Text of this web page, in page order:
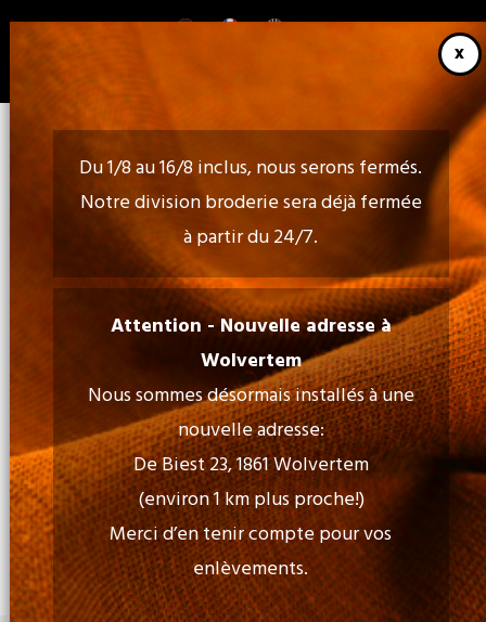
contenu
principal
Appelez-nous:
02 460 85 35 - 052 30 54 18
Email:
info@tiptopprint.be
Ouverture:
Lun - Ven: de 09h00 à 17h00
Du 1/8 au 16/8 inclus, nous serons fermés.
Notre division broderie sera déjà fermée
à partir du 24/7.
Attention - Nouvelle adresse à
Wolvertem
Nous sommes désormais installés à une
nouvelle adresse:
De Biest 23, 1861 Wolvertem
(environ 1 km plus proche!)
Merci d’en tenir compte pour vos
enlèvements.